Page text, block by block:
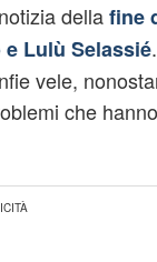
dellafine
Lulù Selassié
vele,
che